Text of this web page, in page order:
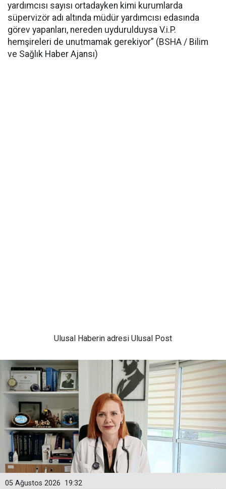
yardımcısı sayısı ortadayken kimi kurumlarda
süpervizör adı altında müdür yardımcısı edasında
görev yapanları, nereden uydurulduysa V.i.P.
hemşireleri de unutmamak gerekiyor” (BSHA / Bilim
ve Sağlık Haber Ajansı)
Ulusal Haberin adresi Ulusal Post
19:32
05 Ağustos 2026